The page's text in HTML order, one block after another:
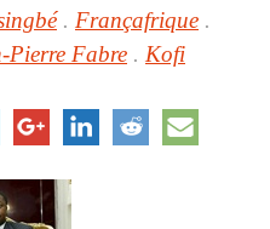
. Françafrique .
Pierre Fabre . Kofi